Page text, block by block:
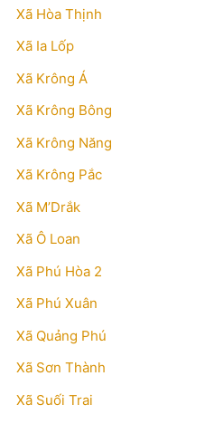
Xã Hòa Thịnh
Xã Ia Lốp
Xã Krông Á
Xã Krông Bông
Xã Krông Năng
Xã Krông Pắc
Xã M’Drắk
Xã Ô Loan
Xã Phú Hòa 2
Xã Phú Xuân
Xã Quảng Phú
Xã Sơn Thành
Xã Suối Trai